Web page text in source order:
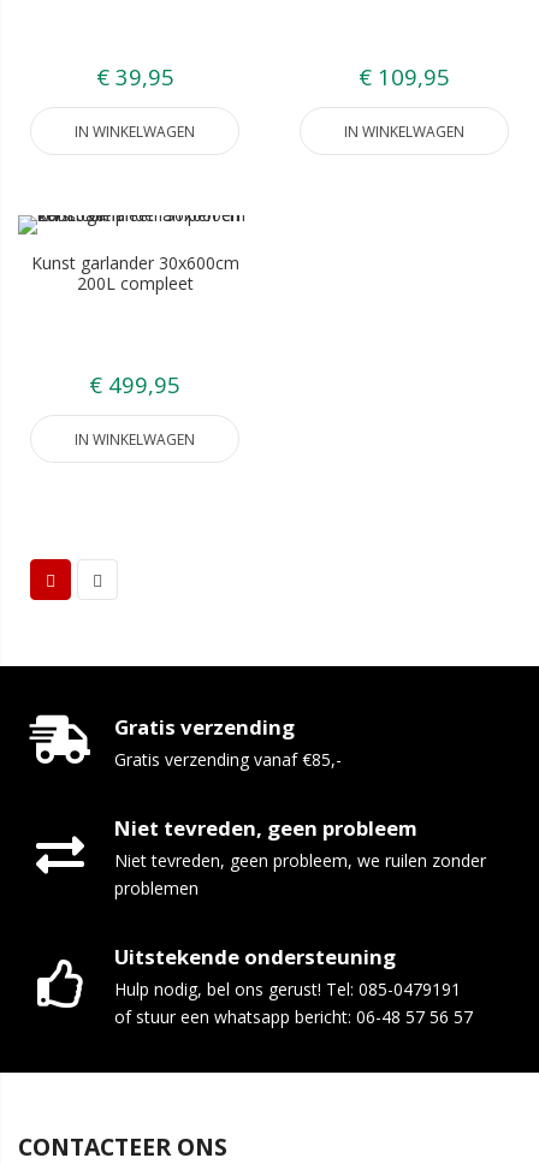
€ 39,95
IN WINKELWAGEN
€ 109,95
IN WINKELWAGEN
Kunst garlander 30x600cm
200L compleet
€ 499,95
IN WINKELWAGEN
Gratis verzending
Gratis verzending vanaf €85,-
Niet tevreden, geen probleem
Niet tevreden, geen probleem, we ruilen zonder
problemen
Uitstekende ondersteuning
Hulp nodig, bel ons gerust! Tel: 085-0479191
of stuur een whatsapp bericht: 06-48 57 56 57
CONTACTEER ONS